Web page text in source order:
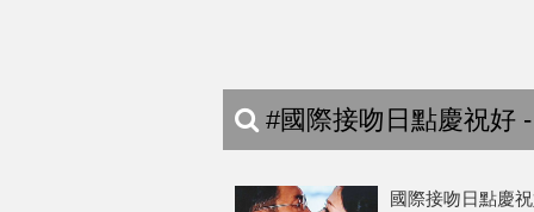
#國際接吻日點慶祝好
國際接吻日點慶